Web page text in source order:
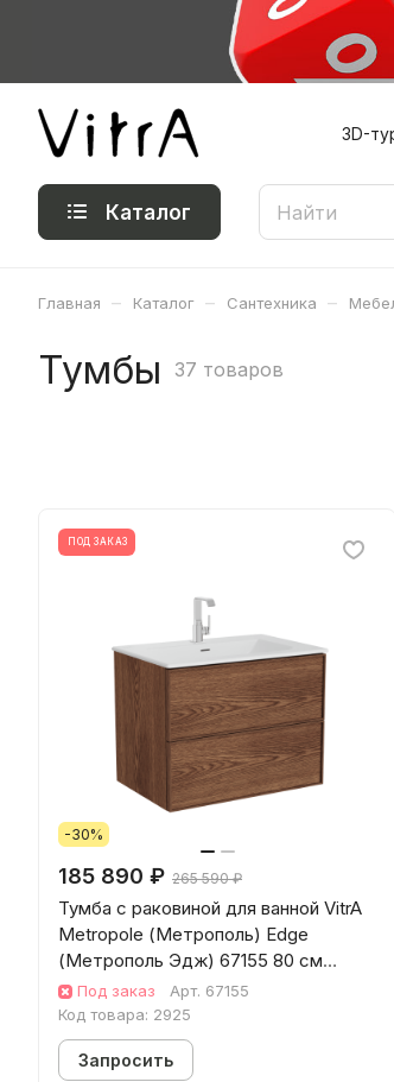
3D-
Каталог
Главная – Каталог – Сантехника –
Тумбы 37 товаров
ПОД ЗАКАЗ
-30%
185 890 ₽ 265 590 ₽
Тумба с раковиной для ванной VitrA
Metropole (Метрополь) Edge
(Метрополь Эдж) 67155 80 см
грецкий орех МДФ
Под заказ Арт. 67155
Код товара: 2925
Запросить